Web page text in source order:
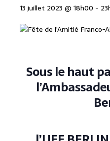
13 juillet 2023 @ 18h00 -
Sous le haut